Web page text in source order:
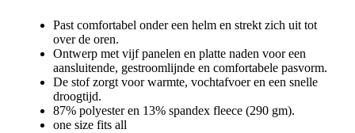
Past comfortabel onder een helm en strekt zich uit tot
over de oren.
Ontwerp met vijf panelen en platte naden voor een
aansluitende, gestroomlijnde en comfortabele pasvorm.
De stof zorgt voor warmte, vochtafvoer en een snelle
droogtijd.
87% polyester en 13% spandex fleece (290 gm).
one size fits all